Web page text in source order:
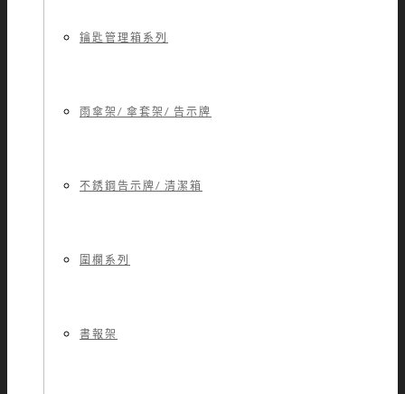
鑰匙管理箱系列
雨傘架/ 傘套架/ 告示牌
不銹鋼告示牌/ 清潔箱
圍欄系列
書報架